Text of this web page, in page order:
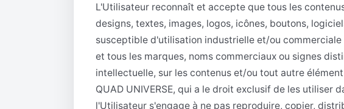
L'Utilisateur reconnaît et accepte que tous les
designs, textes, images, logos, icônes, boutons,
susceptible d'utilisation industrielle et/ou
et tous les marques, noms commerciaux ou signes
intellectuelle, sur les contenus et/ou tout autre
QUAD UNIVERSE, qui a le droit exclusif de les utiliser
l'Utilisateur s'engage à ne pas reproduire, copier,